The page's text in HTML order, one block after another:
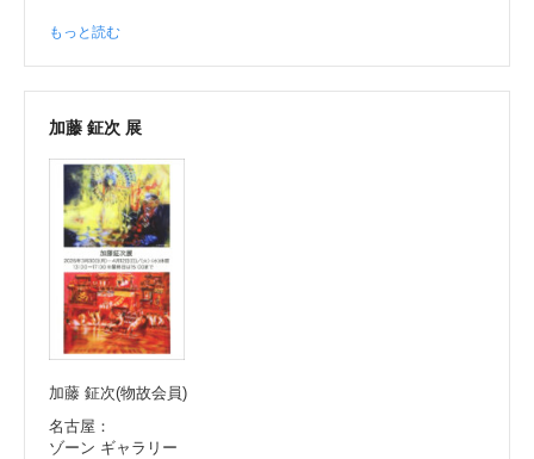
もっと読む
加藤 鉦次 展
加藤 鉦次(物故会員)
名古屋：
ゾーン ギャラリー